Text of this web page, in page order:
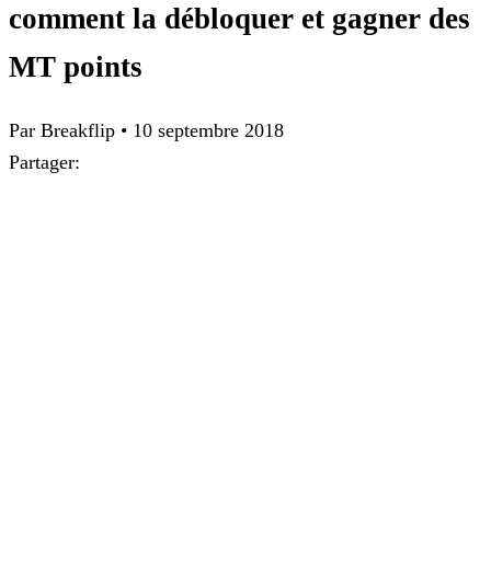
comment la débloquer et gagner des
MT points
Par Breakflip • 10 septembre 2018
Partager: